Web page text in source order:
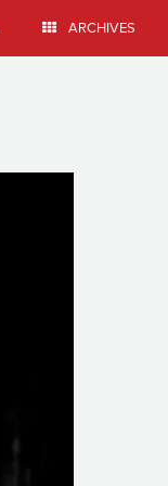
ARCHIVES